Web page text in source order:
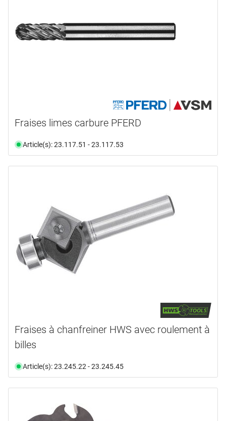
Fraises limes carbure PFERD
Article(s): 23.117.51 - 23.117.53
Fraises à chanfreiner HWS avec roulement à
billes
Article(s): 23.245.22 - 23.245.45